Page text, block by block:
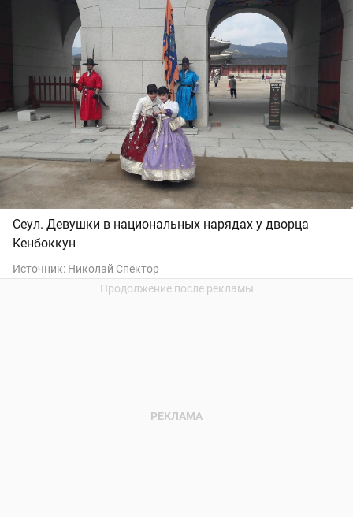
Сеул. Девушки в национальных нарядах у дворца
Кенбоккун
Источник: Николай Спектор